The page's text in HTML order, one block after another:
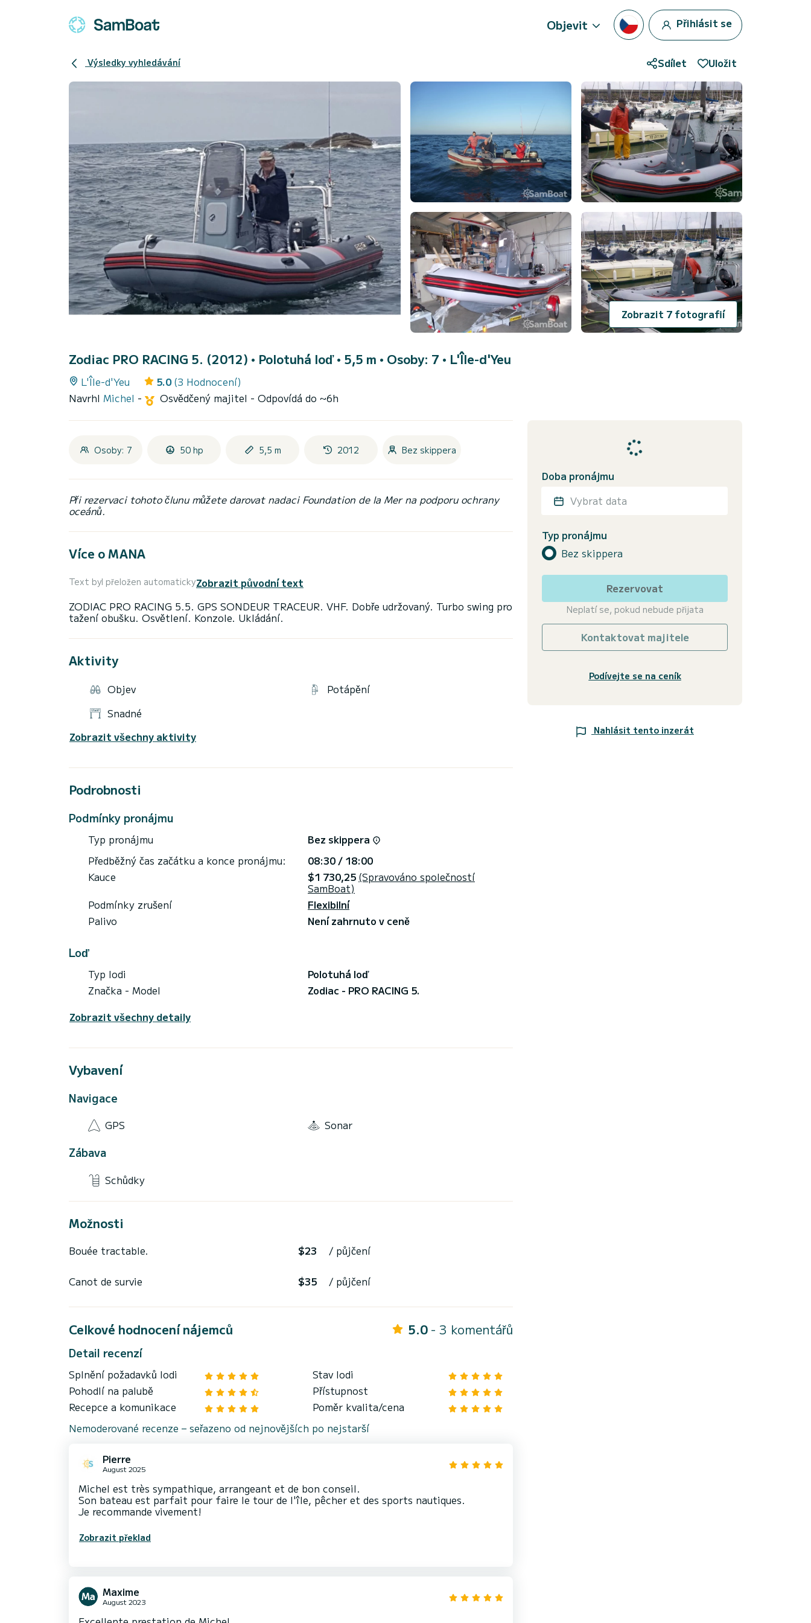
Objevit Přihlásit se
Výsledky vyhledávání Sdílet Uložit
Zobrazit 7 fotografií
Zodiac PRO RACING 5. (2012) • Polotuhá loď • 5,5 m • Osoby: 7 • L'Île-d'Yeu
L'Île-d'Yeu 5.0 (3 Hodnocení)
Navrhl Michel - Osvědčený majitel - Odpovídá do ~6h
Osoby: 7 50 hp 5,5 m 2012 Bez skippera
Při rezervaci tohoto člunu můžete darovat nadaci Foundation de la Mer na podporu ochrany
oceánů.
Více o MANA
Text byl přeložen automatickyZobrazit původní text
ZODIAC PRO RACING 5.5. GPS SONDEUR TRACEUR. VHF. Dobře udržovaný. Turbo swing pro
Aktivity
Objev
Potápění
Snadné
Zobrazit všechny aktivity
Podrobnosti
Podmínky pronájmu
Typ pronájmu
Bez skippera
Předběžný čas začátku a konce pronájmu:
08:30 / 18:00
Kauce
$1 730,25 (Spravováno společností
SamBoat)
Podmínky zrušení
Flexibilní
Palivo
Není zahrnuto v ceně
Loď
Typ lodi
Polotuhá loď
Značka - Model
Zodiac - PRO RACING 5.
Zobrazit všechny detaily
Vybavení
Navigace
GPS Sonar
Zábava
Schůdky
Možnosti
Bouée tractable. $23 / půjčení
Canot de survie $35 / půjčení
Celkové hodnocení nájemců 5.0 - 3 komentářů
Detail recenzí
Splnění požadavků lodi
Stav lodi
Pohodlí na palubě
Přístupnost
Recepce a komunikace
Poměr kvalita/cena
Nemoderované recenze – seřazeno od nejnovějších po nejstarší
Pierre
August 2025
Michel est très sympathique, arrangeant et de bon conseil.
Son bateau est parfait pour faire le tour de l'île, pêcher et des sports nautiques.
Je recommande vivement!
Zobrazit překlad
Maxime
August 2023
Doba pronájmu
Vybrat data
Typ pronájmu
Bez skippera
Rezervovat
Neplatí se, pokud nebude přijata
Kontaktovat majitele
Podívejte se na ceník
Nahlásit tento inzerát